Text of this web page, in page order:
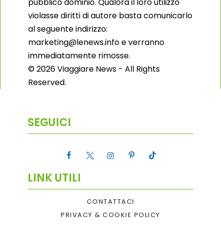
pubblico dominio. Qualora il loro utilizzo
violasse diritti di autore basta comunicarlo
al seguente indirizzo:
marketing@lenews.info e verranno
immediatamente rimosse.
© 2026 Viaggiare News - All Rights
Reserved.
SEGUICI
LINK UTILI
CONTATTACI
PRIVACY & COOKIE POLICY